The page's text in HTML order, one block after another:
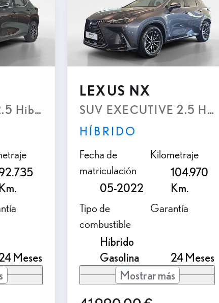
Asesoramiento
personalizado por
e-CVT (4x2)
Hibrido HEV Transmisión
Km.
Meses
LEXUS NX
SUV EXECUTIVE 2.5
HÍBRIDO
Fecha de
matriculación
05-2022
Kilometraje
104.970
Km.
Tipo de
combustible
Híbrido
Gasolina
Garantía
24 Meses
Mostrar más